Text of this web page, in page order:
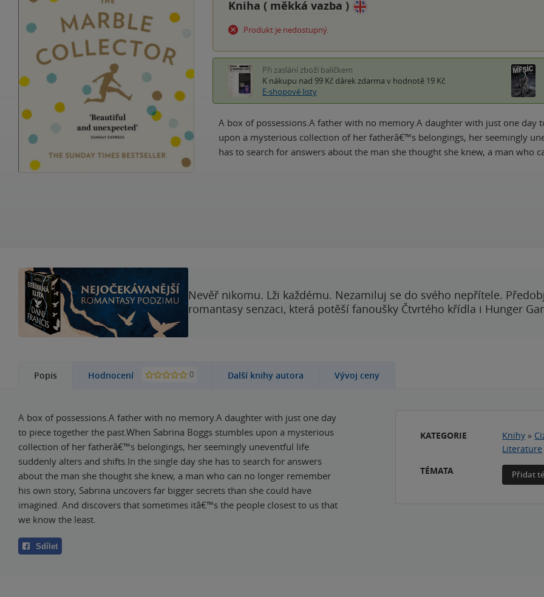
Kniha ( měkká vazba )
Produkt je nedostupný.
Při zaslání zboží balíčkem
K nákupu nad 99 Kč dárek zdarma v hodnotě 19 Kč
E-shopové listy
A box of possessions.A father with no memory.A daughter with just one day
upon a mysterious collection of her fatherâ€™s belongings, her seemingly
has to search for answers about the man she thought she knew, a man who
Nevěř nikomu. Lži každému. Nezamiluj se do svého nepřítele.
romantasy senzaci, která potěší fanoušky Čtvrtého křídla i Hunger
Popis Hodnocení 0 Další knihy autora Vývoj ceny
A box of possessions.A father with no memory.A daughter with just one day
to piece together the past.When Sabrina Boggs stumbles upon a mysterious
collection of her fatherâ€™s belongings, her seemingly uneventful life
suddenly alters and shifts.In the single day she has to search for answers
about the man she thought she knew, a man who can no longer remember
his own story, Sabrina uncovers far bigger secrets than she could have
imagined. And discovers that sometimes itâ€™s the people closest to us that
we know the least.
Sdílet
KATEGORIE Knihy »
Literature
TÉMATA
Přidat